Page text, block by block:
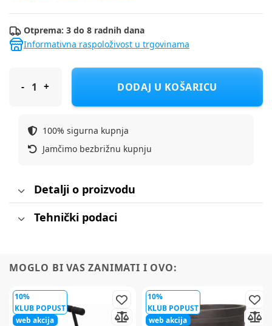
Otprema: 3 do 8 radnih dana
Informativna raspoloživost u trgovinama
FREEON Tenda za kolica gray
DODAJ U KOŠARICU
100% sigurna kupnja
Jamčimo bezbrižnu kupnju
Detalji o proizvodu
Tehnički podaci
MOGLO BI VAS ZANIMATI I OVO:
10%
KLUB POPUST
web akcija
10%
KLUB POPUST
web akcija